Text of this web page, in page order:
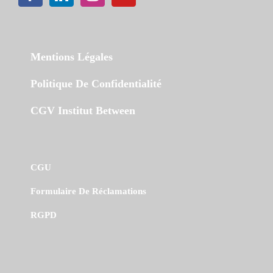
Mentions Légales
Politique De Confidentialité
CGV Institut Between
CGU
Formulaire De Réclamations
RGPD